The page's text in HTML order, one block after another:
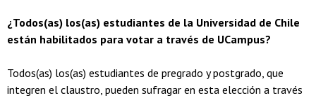
¿Todos(as) los(as) estudiantes de la Universidad de Chile
están habilitados para votar a través de UCampus?
Todos(as) los(as) estudiantes de pregrado y postgrado, que
integren el claustro, pueden sufragar en esta elección a través